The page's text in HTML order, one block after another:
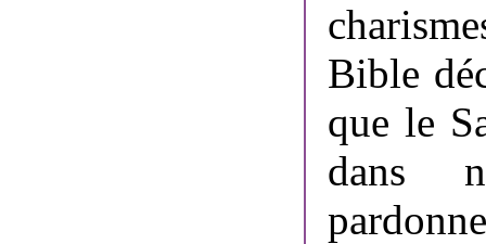
Bible
que le
dans